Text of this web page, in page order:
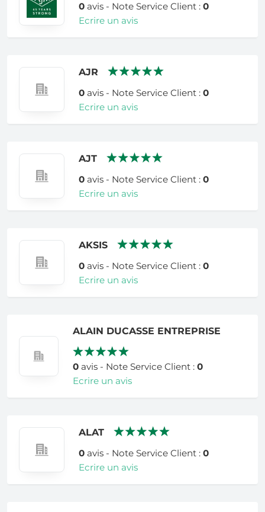
0avis - Note Service Client : 0
Ecrire un avis
AJR
0avis - Note Service Client : 0
Ecrire un avis
AJT
0avis - Note Service Client : 0
Ecrire un avis
AKSIS
0avis - Note Service Client : 0
Ecrire un avis
ALAIN DUCASSE ENTREPRISE
0 avis - Note Service Client :0
Ecrire un avis
ALAT
0avis - Note Service Client : 0
Ecrire un avis